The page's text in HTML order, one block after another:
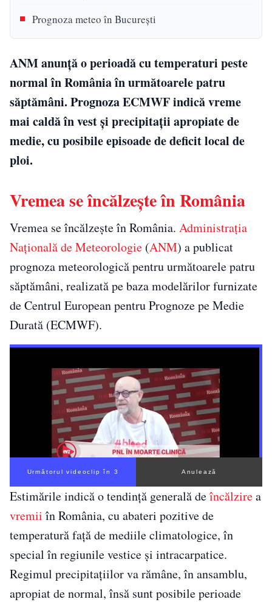
Prognoza meteo în București
ANM anunță o perioadă cu temperaturi peste
normal în România în următoarele patru
săptămâni. Prognoza ECMWF indică vreme
mai caldă în vest și precipitații apropiate de
medie, cu posibile episoade de deficit local de
ploi.
Vremea se încălzește în România
Vremea se încălzește în România. Administrația
Națională de Meteorologie (ANM) a publicat
prognoza meteorologică pentru următoarele patru
săptămâni, realizată pe baza modelărilor furnizate
de Centrul European pentru Prognoze pe Medie
Durată (ECMWF).
Următorul videoclip în 2 Anulează
Estimările indică o tendință generală deîncălzirea
vremiiîn România, cu abateri pozitive de
temperatură față de mediile climatologice, în
special în regiunile vestice și intracarpatice.
Regimul precipitațiilor va rămâne, în ansamblu,
apropiat de normal, însă sunt posibile perioade